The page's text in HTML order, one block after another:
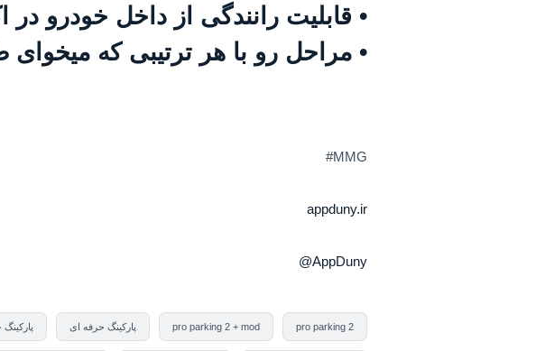
• قابلیت رانندگی از داخل خودرو
• مراحل رو با هر ترتیبی که
MMG#
appduny.ir
AppDuny@
pro parking 2
pro parking 2 + mod پارکینگ حرفه ای پارکینگ